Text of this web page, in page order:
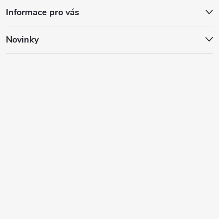
Informace pro vás
Novinky